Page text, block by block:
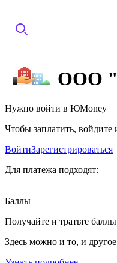
ООО
Нужно войти в ЮMoney
Чтобы заплатить,
ВойтиЗарегистрироваться
Для платежа подходят:
Баллы
Получайте и тратьте баллы
Здесь можно и то, и другое